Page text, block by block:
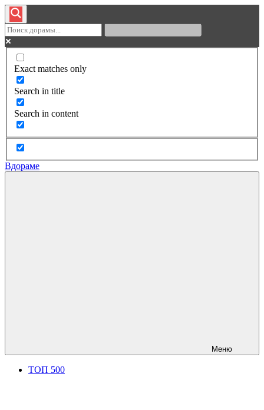
Exact matches only
Search in title
Search in content
Вдораме
Меню
ТОП 500